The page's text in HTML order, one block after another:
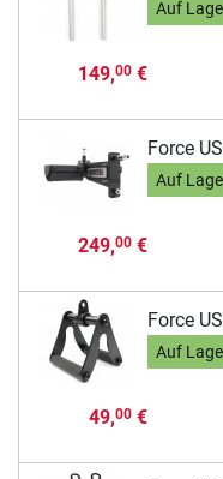
Auf
149,00€
Force
Auf
249,00€
Force
Auf
49,00€